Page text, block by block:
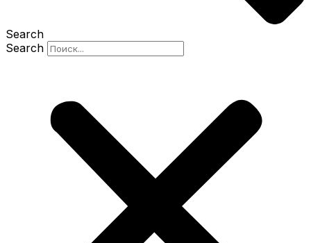
Search
Search